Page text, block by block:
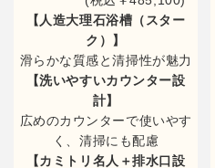
【人造大理石浴槽（スター
ク）】
滑らかな質感と清掃性が魅力
【洗いやすいカウンター設
計】
広めのカウンターで使いやす
く、清掃にも配慮
【カミトリ名人＋排水口設